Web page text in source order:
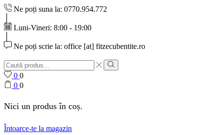
Ne poți suna la: 0770.954.772
Luni-Vineri: 8:00 - 19:00
Ne poți scrie la: office [at] fitzecubentite.ro
Search
input
Search
0 0
0 0
Nici un produs în coș.
Întoarce-te la magazin